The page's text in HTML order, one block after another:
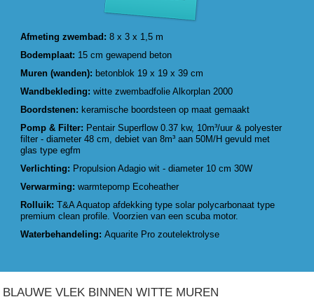
Afmeting zwembad: 8 x 3 x 1,5 m
Bodemplaat: 15 cm gewapend beton
Muren (wanden): betonblok 19 x 19 x 39 cm
Wandbekleding:witte zwembadfolie Alkorplan 2000
Boordstenen: keramische boordsteen op maat gemaakt
Pomp & Filter: Pentair Superflow 0.37 kw, 10m³/uur & polyester
filter - diameter 48 cm, debiet van 8m³ aan 50M/H gevuld met
glas type egfm
Verlichting: Propulsion Adagio wit - diameter 10 cm 30W
Verwarming:warmtepomp Ecoheather
Rolluik:T&A Aquatop afdekking type solar polycarbonaat type
premium clean profile. Voorzien van een scuba motor.
Waterbehandeling:Aquarite Pro zoutelektrolyse
BLAUWE VLEK BINNEN WITTE MUREN